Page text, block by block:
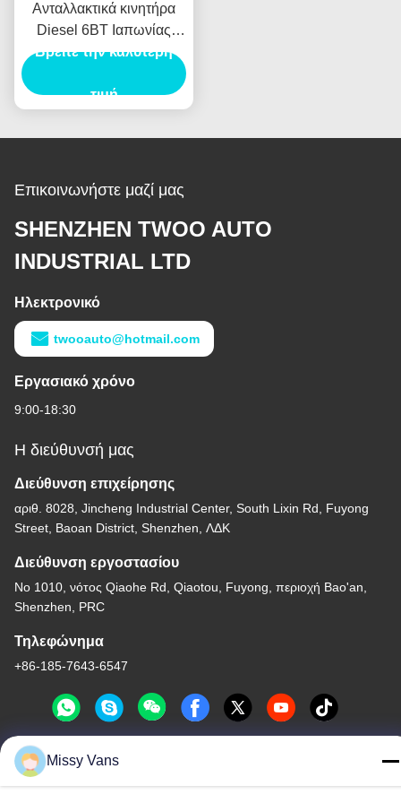
Ανταλλακτικά κινητήρα
Diesel 6BT Ιαπωνίας
Cummin s Long Block για
γεννήτρια
Βρείτε την καλύτερη
τιμή
Επικοινωνήστε μαζί μας
SHENZHEN TWOO AUTO
INDUSTRIAL LTD
Ηλεκτρονικό
twooauto@hotmail.com
Εργασιακό χρόνο
9:00-18:30
Η διεύθυνσή μας
Διεύθυνση επιχείρησης
αριθ. 8028, Jincheng Industrial Center, South Lixin Rd, Fuyong
Street, Baoan District, Shenzhen, ΛΔΚ
Διεύθυνση εργοστασίου
Νο 1010, νότος Qiaohe Rd, Qiaotou, Fuyong, περιοχή Bao'an,
Shenzhen, PRC
Τηλεφώνημα
+86-185-7643-6547
Κίνα Καλή ποιότητα Ιαπωνικά μέρη μηχανών Προμηθευτής. -2026
Missy Vans